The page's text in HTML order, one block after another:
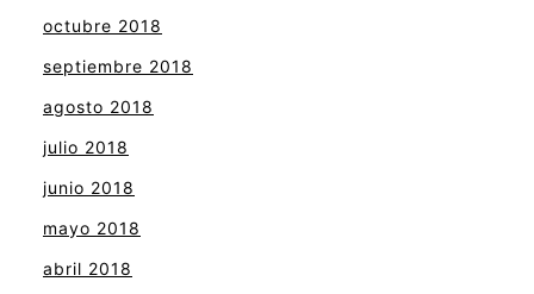
octubre 2018
septiembre 2018
agosto 2018
julio 2018
junio 2018
mayo 2018
abril 2018